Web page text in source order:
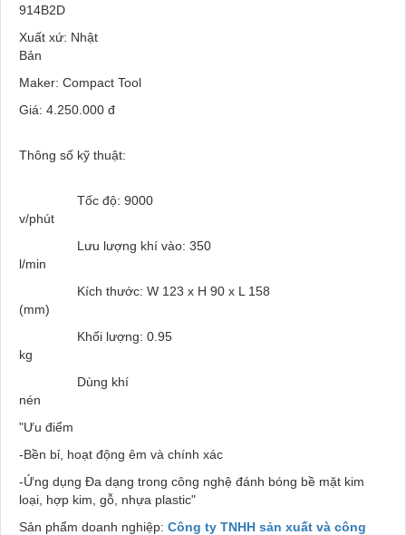
Xuất xứ: Nhật
Maker: Compact Tool
Giá: 4.250.000 đ
Thông số kỹ thuật:
Tốc độ: 9000
v/
Lưu lượng khí vào: 350
l/
Kích thước: W 123 x H 90 x L 158
Khối lượng: 0.95
Dùng khí
nén
"Ưu điểm
-Bền bỉ, hoạt động êm và chính xác
-Ứng dụng Đa dạng trong công nghệ đánh bóng bề mặt kim
loại, hợp kim, gỗ, nhựa plastic"
Sản phẩm doanh nghiệp: Công ty TNHH sản xuất và công